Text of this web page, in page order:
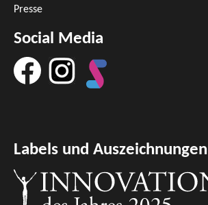
Presse
Social Media
Labels und Auszeichnungen